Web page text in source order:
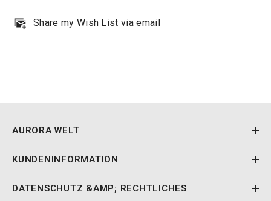
Share my Wish List via email
AURORA WELT
KUNDENINFORMATION
DATENSCHUTZ &AMP; RECHTLICHES